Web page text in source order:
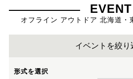
EVENT
オフライン アウトドア 北海道・
イベントを絞り
形式を選択